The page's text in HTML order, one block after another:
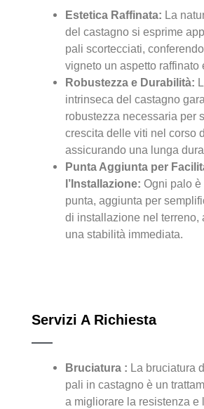
Estetica Raffinata: La
del castagno si esprime
pali scortecciati,
vigneto un aspetto raffinato
Robustezza e Durabilità:
intrinseca del castagno
robustezza necessaria per
crescita delle viti nel corso
assicurando una lunga
Punta Aggiunta per
l’Installazione: Ogni palo è
punta, aggiunta per
di installazione nel terreno,
una stabilità immediata.
Servizi A Richiesta
Bruciatura : La bruciatura
pali in castagno è un
a migliorare la resistenza e